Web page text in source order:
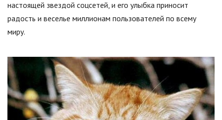
настоящей звездой соцсетей, и его улыбка приносит
радость и веселье миллионам пользователей по всему
миру.